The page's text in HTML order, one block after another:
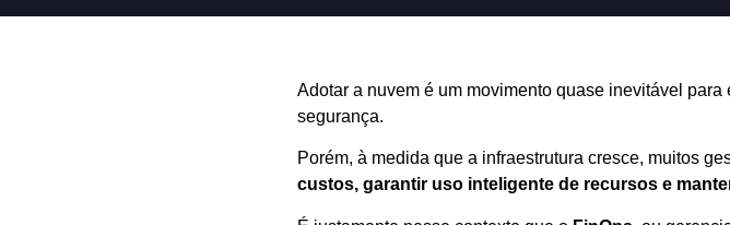
Adotar a nuvem é um movimento quase inevitável
segurança.
Porém, à medida que a infraestrutura cresce, muitos
custos, garantir uso inteligente de recursos e